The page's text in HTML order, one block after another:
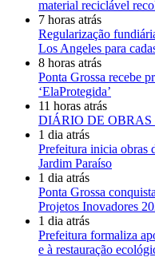
material reciclável
7 horas atrás
Regularização
Los Angeles para
8 horas atrás
Ponta Grossa recebe
‘ElaProtegida’
11 horas atrás
DIÁRIO DE OBRAS
1 dia atrás
Prefeitura inicia obras
Jardim Paraíso
1 dia atrás
Ponta Grossa
Projetos Inovadores
1 dia atrás
Prefeitura formaliza
e à restauração